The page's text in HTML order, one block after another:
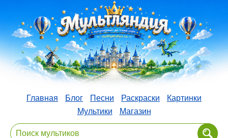
Главная Блог Песни Раскраски
Картинки
Мультики
Магазин